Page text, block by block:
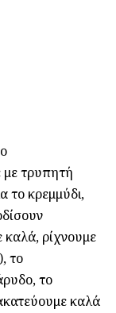
με τρυπητή
το κρεμμύδι,
ρίχνουμε
το
το
καλά